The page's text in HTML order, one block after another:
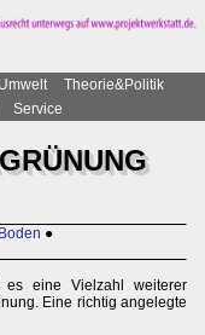
Umwelt
Theorie&Politik
Service
Boden ●
eine Vielzahl weiterer
Eine richtig angelegte